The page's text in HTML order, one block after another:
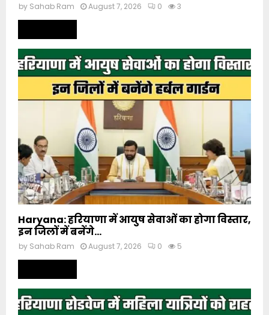
by Sahab Ram August 7, 2026 0 3
Haryana: हरियाणा में आयुष सेवाओं का होगा विस्तार,
इन जिलों में बनेंगे...
by Sahab Ram August 7, 2026 0 5